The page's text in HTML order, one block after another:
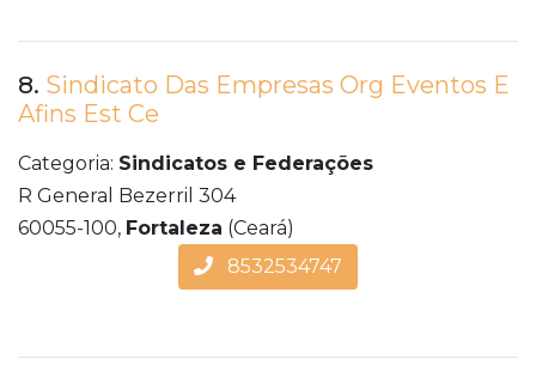
8. Sindicato Das Empresas Org Eventos E
Afins Est Ce
Categoria: Sindicatos e Federações
R General Bezerril 304
60055-100, Fortaleza (Ceará)
8532534747